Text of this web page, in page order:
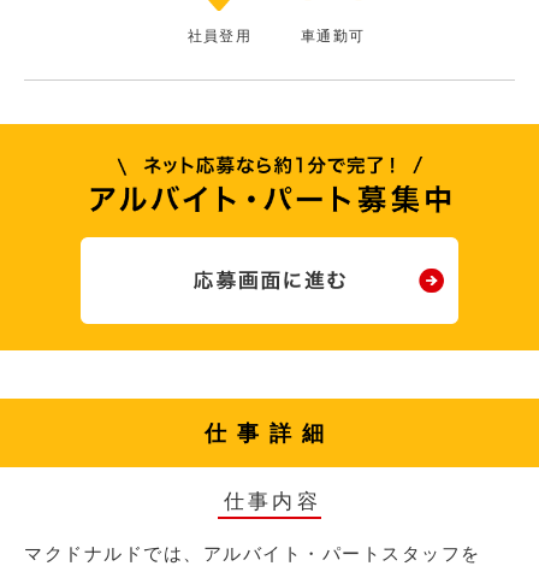
社員登用 車通勤可
仕事詳細
仕事内容
マクドナルドでは、アルバイト・パートスタッフを